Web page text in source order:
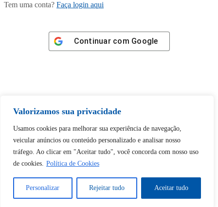
Valorizamos sua privacidade
Usamos cookies para melhorar sua experiência de navegação,
veicular anúncios ou conteúdo personalizado e analisar nosso
tráfego. Ao clicar em "Aceitar tudo", você concorda com nosso uso
de cookies. Política de Cookies
Personalizar Rejeitar tudo Aceitar tudo
Tem uma conta? Faça login aqui
Continuar com Google
Tem certeza de que deseja
Desbloquear esquerda : 0
Sim Não